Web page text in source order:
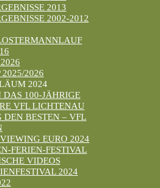
2013
2002-2012
2026
2024
DAS 100-JÄHRIGE
VFL LICHTENAU
DEN BESTEN – VFL
EURO 2024
FERIEN-FESTIVAL
VIDEOS
2024